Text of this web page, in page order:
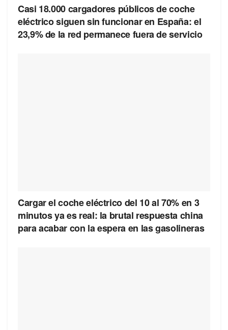
Casi 18.000 cargadores públicos de coche
eléctrico siguen sin funcionar en España: el
23,9% de la red permanece fuera de servicio
Cargar el coche eléctrico del 10 al 70% en 3
minutos ya es real: la brutal respuesta china
para acabar con la espera en las gasolineras